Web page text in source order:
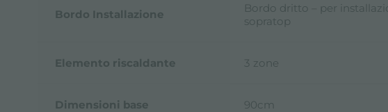
Bordo Installazione
Bordo dritto – per
sopratop
Elemento riscaldante 3 zone
Dimensioni base 90cm